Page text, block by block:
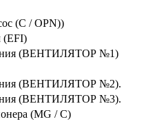
(C / OPN))
(EFI)
(ВЕНТИЛЯТОР №1)
(ВЕНТИЛЯТОР №2).
(ВЕНТИЛЯТОР №3).
(MG / C)